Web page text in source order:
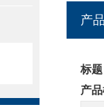
产
标
产